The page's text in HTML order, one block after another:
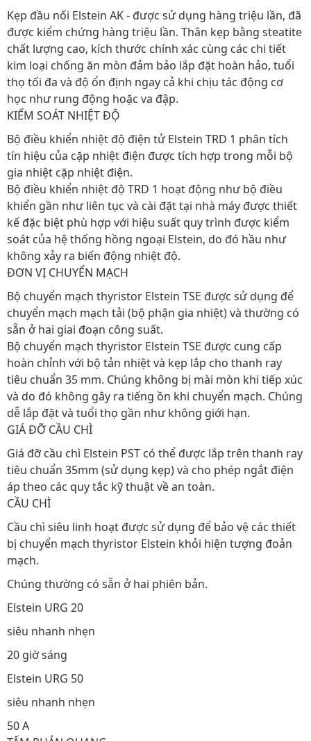
Kẹp đầu nối Elstein AK - được sử dụng hàng triệu lần, đã
được kiểm chứng hàng triệu lần. Thân kẹp bằng steatite
chất lượng cao, kích thước chính xác cùng các chi tiết
kim loại chống ăn mòn đảm bảo lắp đặt hoàn hảo, tuổi
thọ tối đa và độ ổn định ngay cả khi chịu tác động cơ
học như rung động hoặc va đập.
KIỂM SOÁT NHIỆT ĐỘ
Bộ điều khiển nhiệt độ điện tử Elstein TRD 1 phân tích
tín hiệu của cặp nhiệt điện được tích hợp trong mỗi bộ
gia nhiệt cặp nhiệt điện.
Bộ điều khiển nhiệt độ TRD 1 hoạt động như bộ điều
khiển gần như liên tục và cài đặt tại nhà máy được thiết
kế đặc biệt phù hợp với hiệu suất quy trình được kiểm
soát của hệ thống hồng ngoại Elstein, do đó hầu như
không xảy ra biến động nhiệt độ.
ĐƠN VỊ CHUYỂN MẠCH
Bộ chuyển mạch thyristor Elstein TSE được sử dụng để
chuyển mạch mạch tải (bộ phận gia nhiệt) và thường có
sẵn ở hai giai đoạn công suất.
Bộ chuyển mạch thyristor Elstein TSE được cung cấp
hoàn chỉnh với bộ tản nhiệt và kẹp lắp cho thanh ray
tiêu chuẩn 35 mm. Chúng không bị mài mòn khi tiếp xúc
và do đó không gây ra tiếng ồn khi chuyển mạch. Chúng
dễ lắp đặt và tuổi thọ gần như không giới hạn.
GIÁ ĐỠ CẦU CHÌ
Giá đỡ cầu chì Elstein PST có thể được lắp trên thanh ray
tiêu chuẩn 35mm (sử dụng kẹp) và cho phép ngắt điện
áp theo các quy tắc kỹ thuật về an toàn.
CẦU CHÌ
Cầu chì siêu linh hoạt được sử dụng để bảo vệ các thiết
bị chuyển mạch thyristor Elstein khỏi hiện tượng đoản
mạch.
Chúng thường có sẵn ở hai phiên bản.
Elstein URG 20
siêu nhanh nhẹn
20 giờ sáng
Elstein URG 50
siêu nhanh nhẹn
50 A